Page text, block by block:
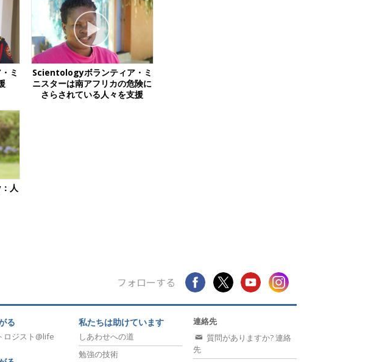
ミ
Scientologyボランティア・ミ
ニスターは南アフリカの危険に
さらされている人々を支援
人
フォローする
る
ロジスト@life
私たちは助けています
しあわせへの道
勉強の技術
連絡先
質問がありますか? 連絡
先